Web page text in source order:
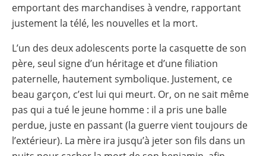
emportant des marchandises à vendre, rapportant
justement la télé, les nouvelles et la mort.
L’un des deux adolescents porte la casquette de son
père, seul signe d’un héritage et d’une filiation
paternelle, hautement symbolique. Justement, ce
beau garçon, c’est lui qui meurt. Or, on ne sait même
pas qui a tué le jeune homme : il a pris une balle
perdue, juste en passant (la guerre vient toujours de
l’extérieur). La mère ira jusqu’à jeter son fils dans un